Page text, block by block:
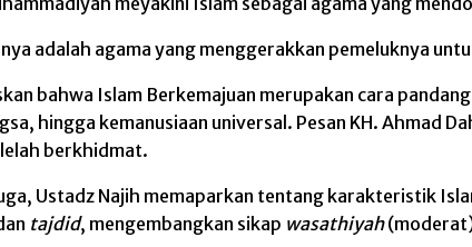
adalah agama yang menggerakkan pemeluknya
bahwa Islam Berkemajuan merupakan cara
hingga kemanusiaan universal. Pesan KH. Ahmad
berkhidmat.
Ustadz Najih memaparkan tentang karakteristik
tajdid, mengembangkan sikap wasathiyah